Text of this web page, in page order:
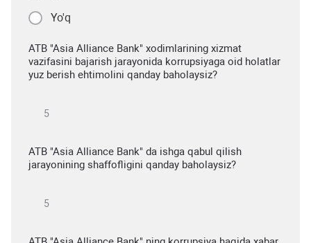
Yo'q
ATB "Asia Alliance Bank" xodimlarining xizmat
vazifasini bajarish jarayonida korrupsiyaga oid holatlar
yuz berish ehtimolini qanday baholaysiz?
ATB "Asia Alliance Bank" da ishga qabul qilish
jarayonining shaffofligini qanday baholaysiz?